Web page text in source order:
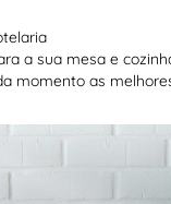
a sua mesa e
momento as